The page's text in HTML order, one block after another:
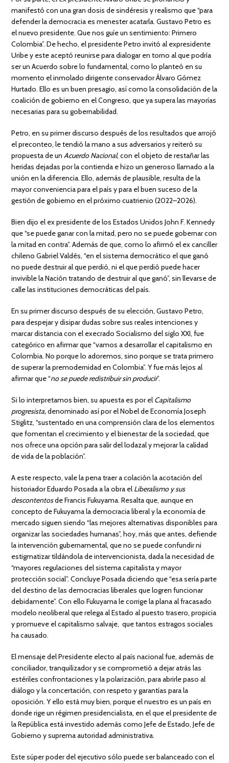
manifestó con una gran dosis de sindéresis y realismo que “para
defender la democracia es menester acatarla. Gustavo Petro es
el nuevo presidente. Que nos guíe un sentimiento: Primero
Colombia”. De hecho, el presidente Petro invitó al expresidente
Uribe y este aceptó reunirse para dialogar en torno al que podría
ser un Acuerdo sobre lo fundamental, como lo planteó en su
momento el inmolado dirigente conservador Álvaro Gómez
Hurtado. Ello es un buen presagio, así como la consolidación de la
coalición de gobierno en el Congreso, que ya supera las mayorías
necesarias para su gobernabilidad.
Petro, en su primer discurso después de los resultados que arrojó
el preconteo, le tendió la mano a sus adversarios y reiteró su
propuesta de unAcuerdo Nacional, con el objeto de restañar las
heridas dejadas por la contienda e hizo un generoso llamado a la
unión en la diferencia. Ello, además de plausible, resulta de la
mayor conveniencia para el país y para el buen suceso de la
gestión de gobierno en el próximo cuatrienio (2022–2026).
Bien dijo el ex presidente de los Estados Unidos John F. Kennedy
que “se puede ganar con la mitad, pero no se puede gobernar con
la mitad en contra”. Además de que, como lo afirmó el ex canciller
chileno Gabriel Valdés, “en el sistema democrático el que ganó
no puede destruir al que perdió, ni el que perdió puede hacer
invivible la Nación tratando de destruir al que ganó”, sin llevarse de
calle las instituciones democráticas del país.
En su primer discurso después de su elección, Gustavo Petro,
para despejar y disipar dudas sobre sus reales intenciones y
marcar distancia con el execrado Socialismo del siglo XXI, fue
categórico en afirmar que “vamos a desarrollar el capitalismo en
Colombia. No porque lo adoremos, sino porque se trata primero
de superar la premodernidad en Colombia”. Y fue más lejos al
afirmar que “no se puede redistribuir sin producir”.
Si lo interpretamos bien, su apuesta es por el Capitalismo
progresista,denominado así por el Nobel de Economía Joseph
Stiglitz, “sustentado en una comprensión clara de los elementos
que fomentan el crecimiento y el bienestar de la sociedad, que
nos ofrece una opción para salir del lodazal y mejorar la calidad
de vida de la población”.
A este respecto, vale la pena traer a colación la acotación del
historiador Eduardo Posada a la obra el Liberalismo y sus
descontentosde Francis Fukuyama. Resalta que, aunque en
concepto de Fukuyama la democracia liberal y la economía de
mercado siguen siendo “las mejores alternativas disponibles para
organizar las sociedades humanas”, hoy, más que antes, defiende
la intervención gubernamental, que no se puede confundir ni
estigmatizar tildándola de intervencionista, dada la necesidad de
“mayores regulaciones del sistema capitalista y mayor
protección social”. Concluye Posada diciendo que “esa sería parte
del destino de las democracias liberales que logren funcionar
debidamente”. Con ello Fukuyama le corrige la plana al fracasado
modelo neoliberal que relega al Estado al puesto trasero, propicia
y promueve el capitalismo salvaje, que tantos estragos sociales
ha causado.
El mensaje del Presidente electo al país nacional fue, además de
conciliador, tranquilizador y se comprometió a dejar atrás las
estériles confrontaciones y la polarización, para abrirle paso al
diálogo y la concertación, con respeto y garantías para la
oposición. Y ello está muy bien, porque el nuestro es un país en
donde rige un régimen presidencialista, en el que el presidente de
la República está investido además como Jefe de Estado, Jefe de
Gobierno y suprema autoridad administrativa.
Este súper poder del ejecutivo sólo puede ser balanceado con el